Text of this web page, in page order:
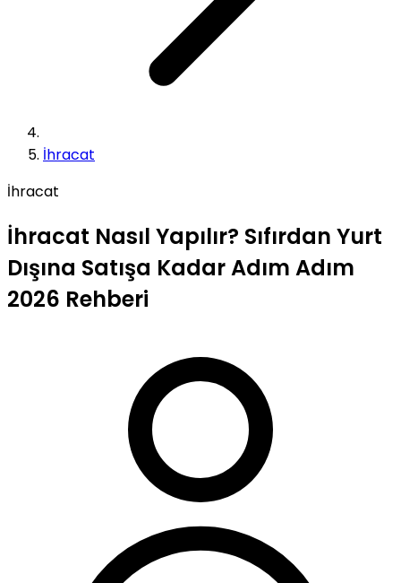
İhracat
İhracat
İhracat Nasıl Yapılır? Sıfırdan Yurt
Dışına Satışa Kadar Adım Adım
2026 Rehberi